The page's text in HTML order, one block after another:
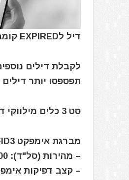
דיל לEXPIRED קומבו 3 כלים מילווקי דור 4 "נתנאל" Milwaukee FUEL M18 בתיק
לקבלת דילים
תפספסו יותר
סט 3 כלים מילווקי דור 4 "נתנאל" Milwaukee FUEL M18 בתיק
מברגת אימפקט FID3:
– מהירות (סל"ד): 1750/3000/4000/0-4000
– קצב דפיקות אימפקט: 1400/3600/